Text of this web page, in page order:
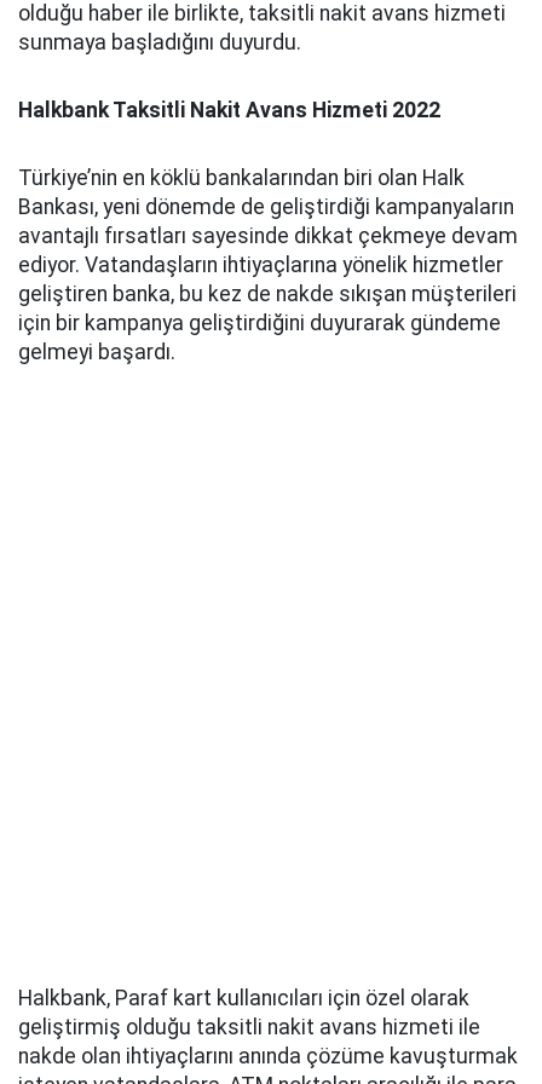
olduğu haber ile birlikte, taksitli nakit avans hizmeti
sunmaya başladığını duyurdu.
Halkbank Taksitli Nakit Avans Hizmeti 2022
Türkiye’nin en köklü bankalarından biri olan Halk
Bankası, yeni dönemde de geliştirdiği kampanyaların
avantajlı fırsatları sayesinde dikkat çekmeye devam
ediyor. Vatandaşların ihtiyaçlarına yönelik hizmetler
geliştiren banka, bu kez de nakde sıkışan müşterileri
için bir kampanya geliştirdiğini duyurarak gündeme
gelmeyi başardı.
Halkbank, Paraf kart kullanıcıları için özel olarak
geliştirmiş olduğu taksitli nakit avans hizmeti ile
nakde olan ihtiyaçlarını anında çözüme kavuşturmak